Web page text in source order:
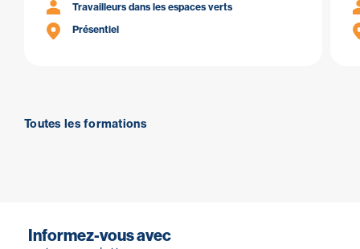
Travailleurs dans les espaces verts
Présentiel
Toutes les formations
Informez-vous avec